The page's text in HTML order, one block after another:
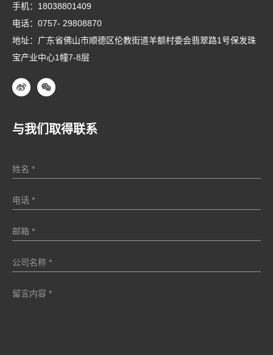
手机： 18038801409
电话： 0757- 29808870
地址：广东省佛山市顺德区伦教街道羊额村委会翡翠路1号保发珠
宝产业中心1幢7-8层
与我们取得联系